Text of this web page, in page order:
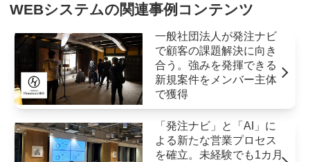
WEBシステムの関連事例コンテンツ
一般社団法人が発注ナビ
で顧客の課題解決に向き
合う。強みを発揮できる
新規案件をメンバー主体
で獲得
「発注ナビ」と「AI」に
よる新たな営業プロセス
を確立。未経験でも1カ月